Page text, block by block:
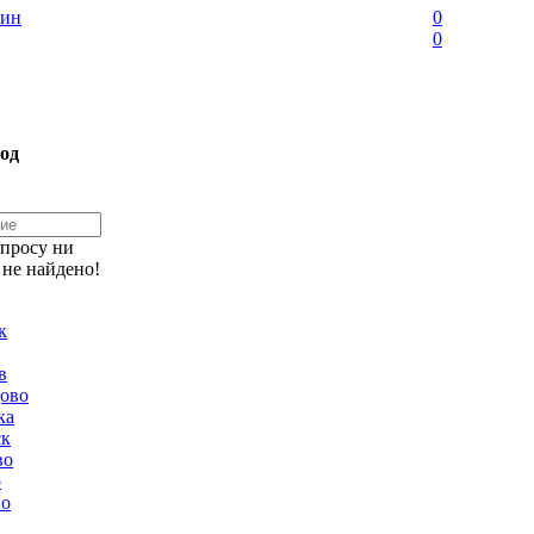
0
0
ни
найдено!